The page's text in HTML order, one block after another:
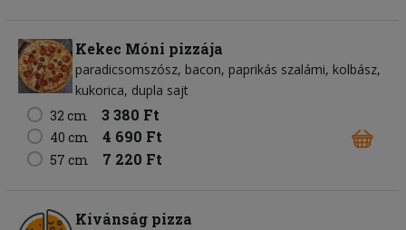
Kekec Móni pizzája
paradicsomszósz bacon paprikás szalámi kolbász
kukorica dupla sajt
32 cm
3 380 Ft
40 cm 4 690 Ft
57 cm 7 220 Ft
Kívánság pizza